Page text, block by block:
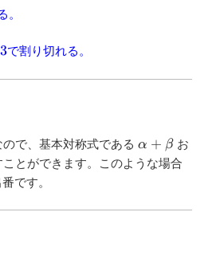
。
3
3で割り切れる。
ので、基本対称式であるα + β お
とができます。このような場合
です。